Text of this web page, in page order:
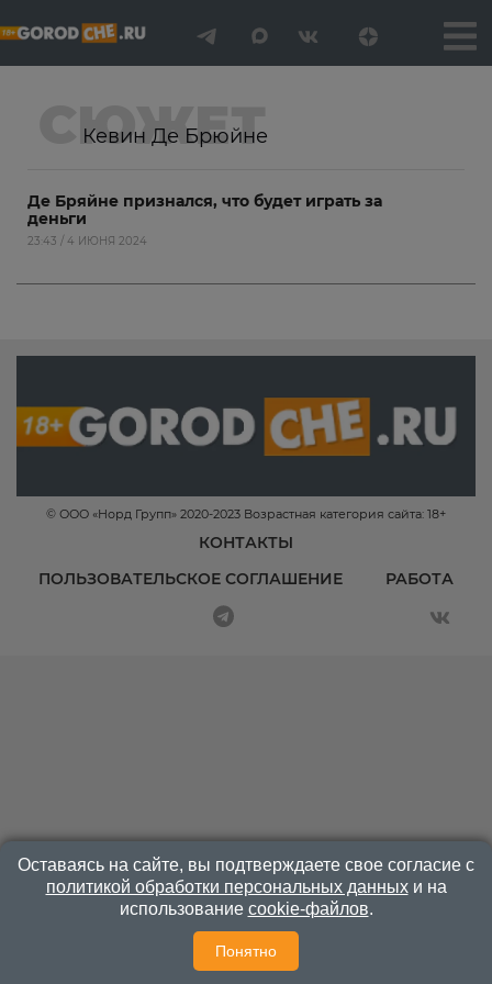
СЮЖЕТ
Кевин Де Брюйне
Де Бряйне признался, что будет играть за
деньги
23:43 / 4 ИЮНЯ 2024
© ООО «Норд Групп» 2020-2023 Возрастная категория сайта: 18+
КОНТАКТЫ
ПОЛЬЗОВАТЕЛЬСКОЕ СОГЛАШЕНИЕ
РАБОТА
Оставаясь на сайте, вы подтверждаете свое согласие с
политикой обработки персональных данныхи на
использование cookie-файлов.
Понятно